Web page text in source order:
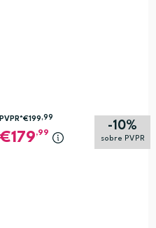
-10%
sobre PVPR
PVPR*€199 ,99
179,99